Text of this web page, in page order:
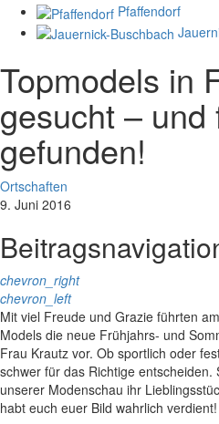
Pfaffendorf
Topmodels in
gesucht – und
gefunden!
Ortschaften
9. Juni 2016
chevron_right
chevron_left
Mit viel Freude und Grazie führten
Models die neue Frühjahrs- und
Frau Krautz vor. Ob sportlich oder
schwer für das Richtige
unserer Modenschau ihr
habt euch euer Bild wahrlich verdient!